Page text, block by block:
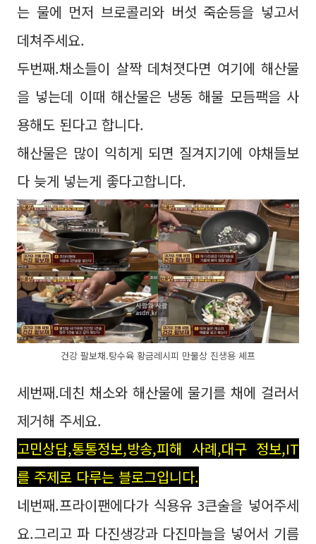
는 물에 먼저 브로콜리와 버섯 죽순등을 넣고서
데쳐주세요.
두번째.채소들이 살짝 데쳐졋다면 여기에 해산물
을 넣는데 이때 해산물은 냉동 해물 모듬팩을 사
용해도 된다고 합니다.
해산물은 많이 익히게 되면 질겨지기에 야채들보
다 늦게 넣는게 좋다고합니다.
건강 팔보채.탕수육 황금레시피 만물상 진생용 셰프
세번째.데친 채소와 해산물에 물기를 채에 걸러서
제거해 주세요.
고민상담,통통정보,방송,피해 사례,대구 정보,IT
를 주제로 다루는 블로그입니다.
네번째.프라이팬에다가 식용유 3큰술을 넣어주세
요.그리고 파 다진생강과 다진마늘을 넣어서 기름